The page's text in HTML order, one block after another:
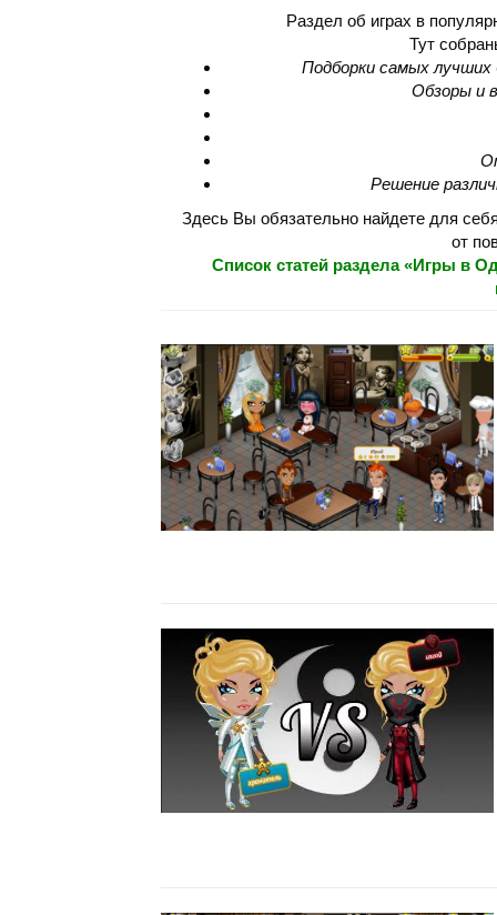
Раздел об играх в
Тут
Подборки самых лучших
Обзоры и
Решение
Здесь Вы обязательно найдете для
от
Список статей раздела «Игры в